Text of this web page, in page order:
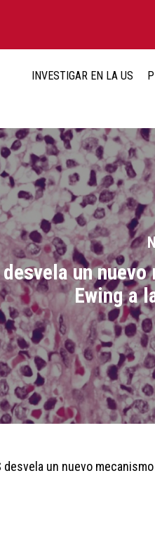
INVESTIGAR EN LA US
un
Ewing a
desvela un nuevo